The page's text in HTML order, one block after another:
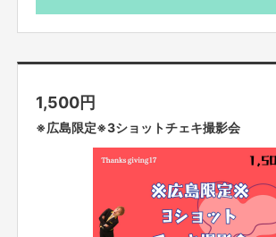
ードをお願い致します。（有効期限あり）
※その他注意事項は、本文に記載の＜ご支
注意事項＞をお読みください。
1,500円
※広島限定※3ショットチェキ撮影会